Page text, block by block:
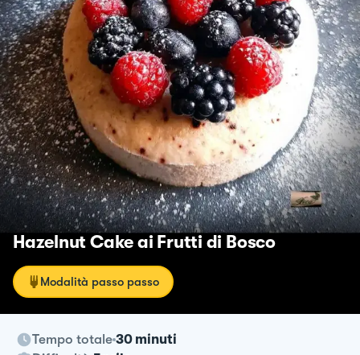
Hazelnut Cake ai Frutti di Bosco
Modalità passo passo
Tempo totale 30 minuti